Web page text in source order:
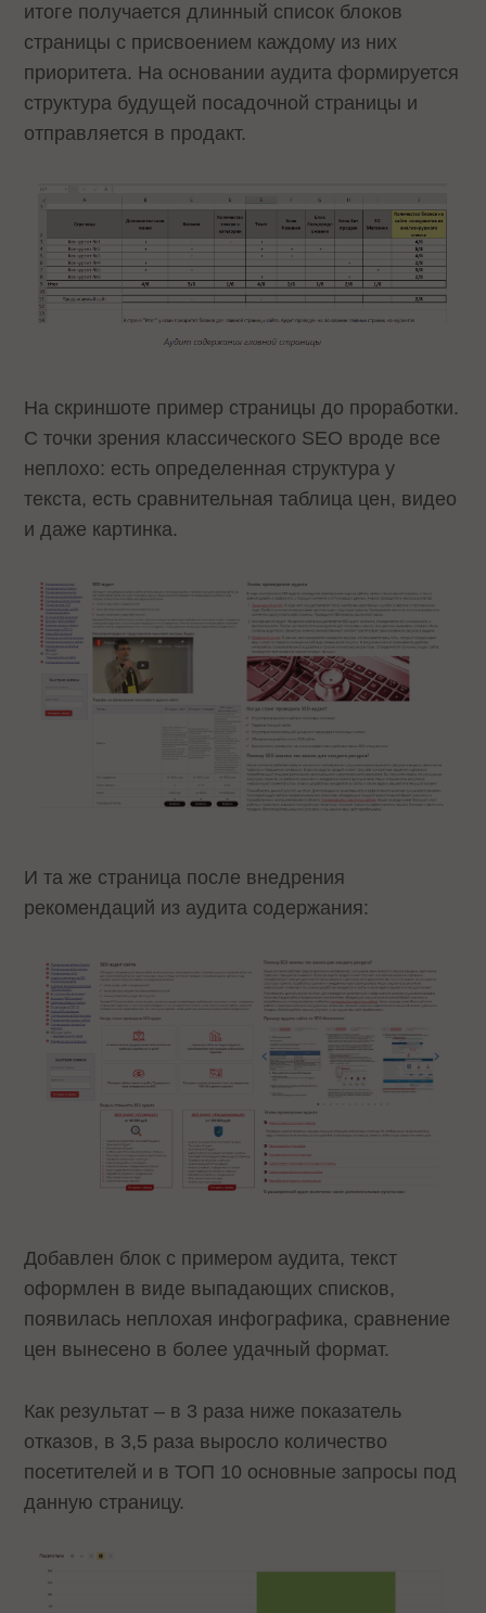
итоге получается длинный список блоков
страницы с присвоением каждому из них
приоритета. На основании аудита формируется
структура будущей посадочной страницы и
отправляется в продакт.
На скриншоте пример страницы до проработки.
С точки зрения классического SEO вроде все
неплохо: есть определенная структура у
текста, есть сравнительная таблица цен, видео
и даже картинка.
И та же страница после внедрения
рекомендаций из аудита содержания:
Добавлен блок с примером аудита, текст
оформлен в виде выпадающих списков,
появилась неплохая инфографика, сравнение
цен вынесено в более удачный формат.
Как результат – в 3 раза ниже показатель
отказов, в 3,5 раза выросло количество
посетителей и в ТОП 10 основные запросы под
данную страницу.